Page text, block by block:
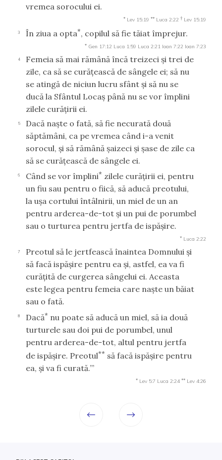
vremea sorocului ei.
* Lev 15:19 ** Luca 2:22 † Lev 15:19
3 În ziua a opta*, copilul să fie tăiat împrejur.
* Gen 17:12 Luca 1:59 Luca 2:21 Ioan 7:22 Ioan 7:23
4
Femeia să mai rămână încă treizeci şi trei de
zile, ca să se curăţească de sângele ei; să nu
se atingă de niciun lucru sfânt şi să nu se
ducă la Sfântul Locaş până nu se vor împlini
zilele curăţirii ei.
5
Dacă naşte o fată, să fie necurată două
săptămâni, ca pe vremea când i-a venit
sorocul, şi să rămână şaizeci şi şase de zile ca
să se curăţească de sângele ei.
6 Când se vor împlini* zilele curăţirii ei, pentru
un fiu sau pentru o fiică, să aducă preotului,
la uşa cortului întâlnirii, un miel de un an
pentru arderea-de-tot şi un pui de porumbel
sau o turturea pentru jertfa de ispăşire.
* Luca 2:22
7
Preotul să le jertfească înaintea Domnului şi
să facă ispăşire pentru ea şi, astfel, ea va fi
curăţită de curgerea sângelui ei. Aceasta
este legea pentru femeia care naşte un băiat
sau o fată.
8 Dacă* nu poate să aducă un miel, să ia două
turturele sau doi pui de porumbel, unul
pentru arderea-de-tot, altul pentru jertfa
de ispăşire. Preotul** să facă ispăşire pentru
ea, şi va fi curată.’”
* Lev 5:7 Luca 2:24 ** Lev 4:26